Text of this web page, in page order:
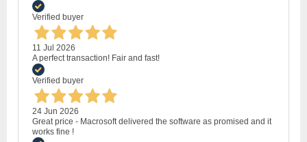
Verified buyer
11 Jul 2026
A perfect transaction! Fair and fast!
Verified buyer
24 Jun 2026
Great price - Macrosoft delivered the software as promised and it
works fine !